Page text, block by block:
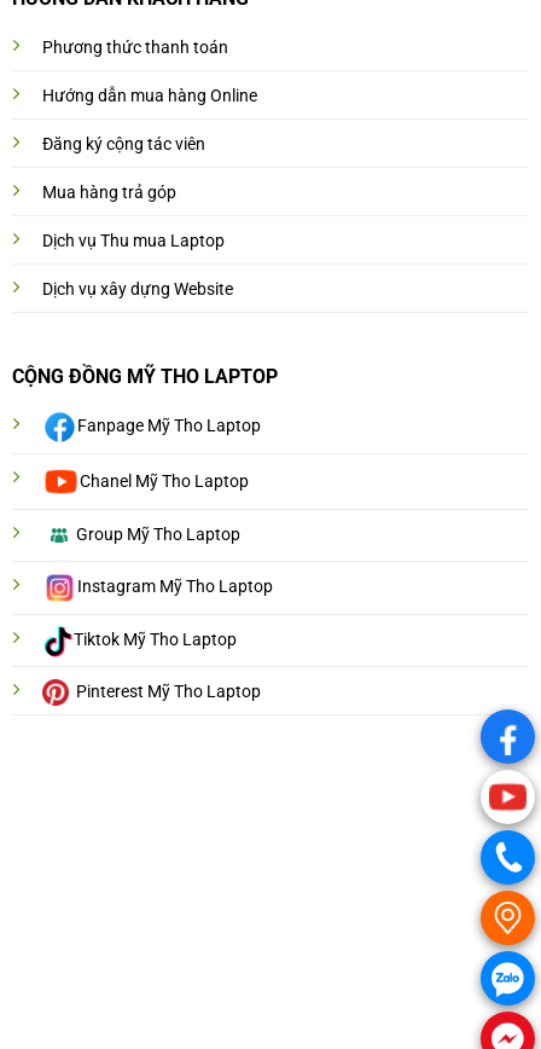
Phương thức thanh toán
Hướng dẫn mua hàng Online
Đăng ký cộng tác viên
Mua hàng trả góp
Dịch vụ Thu mua Laptop
Dịch vụ xây dựng Website
CỘNG ĐỒNG MỸ THO LAPTOP
Fanpage Mỹ Tho Laptop
Chanel Mỹ Tho Laptop
Group Mỹ Tho Laptop
Instagram Mỹ Tho Laptop
Tiktok Mỹ Tho Laptop
Pinterest Mỹ Tho Laptop
.
.
.
.
.
.